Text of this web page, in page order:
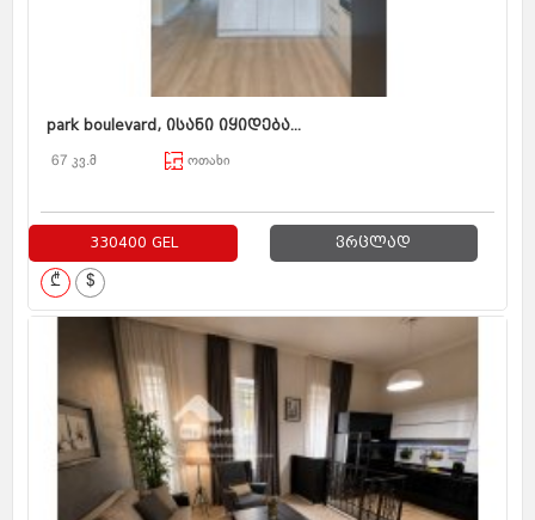
park boulevard, ისანი იყიდება...
67 კვ.მ ოთახი
330400 GEL ვრცლად
₾ $